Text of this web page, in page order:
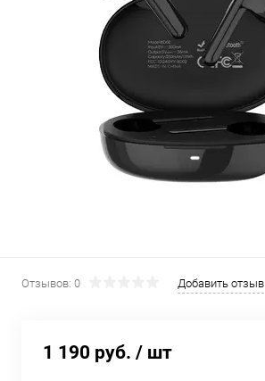
Отзывов: 0 Добавить отзыв
1 190 руб. / шт
% картой любого банка
Получайте товар
выбранный способом
Оставшиеся75% будут
списыватьсяс вашей карты
Подробнее
об оплате Плайтом